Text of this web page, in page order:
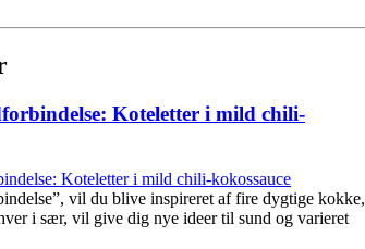
Koteletter i mild chili-
vil du blive inspireret af fire dygtige kokke,
i sær, vil give dig nye ideer til sund og varieret